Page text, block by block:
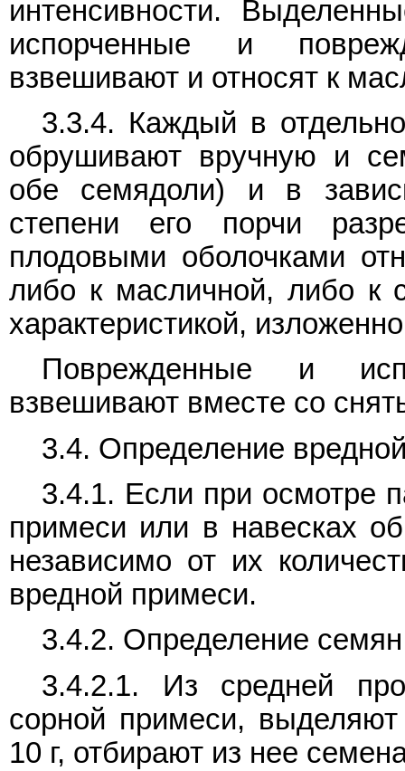
интенсивности.
испорченные и
взвешивают и относят к
3.3.4. Каждый в
обрушивают вручную и
обе семядоли) и в
степени его порчи
плодовыми оболочками
либо к масличной, либо к
характеристикой,
Поврежденные и
взвешивают вместе со
3.4. Определение
3.4.1. Если при осмотре
примеси или в навесках
независимо от их
вредной примеси.
3.4.2. Определение
3.4.2.1. Из средней
сорной примеси,
10 г, отбирают из нее